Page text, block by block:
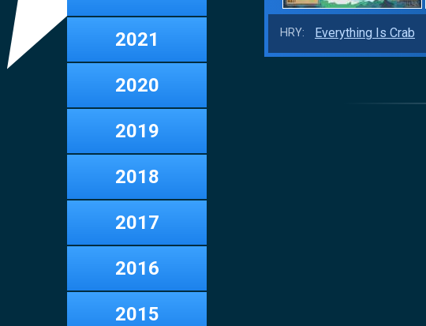
2021
2020
2019
2018
2017
2016
2015
HRY: Everything Is Crab